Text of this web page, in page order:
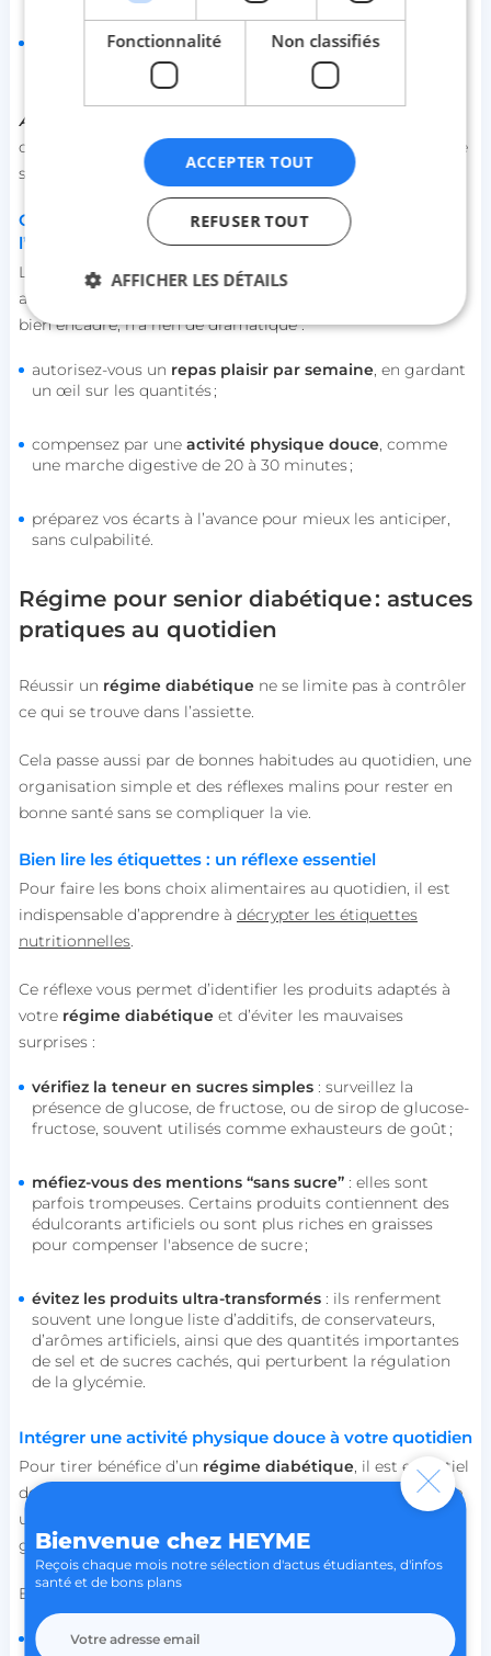
: omelette aux épinards avec une salade de
tomates à l’huile d’olive.
Astuce :
curcuma, le paprika doux ou le gingembre, sans ajouter de
sucre ni trop de sel.
Gérer les écarts occasionnels sans compromettre
l’équilibre
Le régimed’une personne âgéediabétique
adaptée sans être pour autant trop stricte. Un petit écart,
bien encadré, n’a rien de dramatique :
autorisez-vous un repas plaisir par semaine, en gardant
un œil sur les quantités ;
compensez par une activité physique douce, comme
une marche digestive de 20 à 30 minutes ;
préparez vos écarts à l’avance pour mieux les anticiper,
sans culpabilité.
Régime pour senior diabétique : astuces
pratiques au quotidien
Réussir un régime diabétiquene se limite pas à contrôler
ce qui se trouve dans l’assiette.
Cela passe aussi par de bonnes habitudes au quotidien, une
organisation simple et des réflexes malins pour rester en
bonne santé sans se compliquer la vie.
Bien lire les étiquettes : un réflexe essentiel
Pour faire les bons choix alimentaires au quotidien, il est
indispensable d’apprendre à décrypter les étiquettes
nutritionnelles.
Ce réflexe vous permet d’identifier les produits adaptés à
votre régime diabétiqueet d’éviter les mauvaises
surprises :
vérifiez la teneur en sucres simples: surveillez la
présence de glucose, de fructose, ou de sirop de glucose-
fructose, souvent utilisés comme exhausteurs de goût ;
méfiez-vous des mentions “sans sucre”: elles sont
parfois trompeuses. Certains produits contiennent des
édulcorants artificiels ou sont plus riches en graisses
pour compenser l'absence de sucre;
évitez les produits ultra-transformés: ils renferment
souvent une longue liste d’additifs, de conservateurs,
d’arômes artificiels, ainsi que des quantités importantes
de sel et de sucres cachés, qui perturbent la régulation
de la glycémie.
Intégrer une activité physique douce à votre quotidien
Pour tirer bénéfice d’un régime diabétique, il est essentiel
de bouger régulièrement. L’activité physique adaptée joue
un rôle clé dans l’équilibre glycémique et le bien-être
général.
Elle permet notamment de :
réguler naturellement la glycémie
Bienvenue chez HEYME
Reçois chaque mois notre sélection d'actus étudiantes, d'infos
santé et de bons plans
Fonctionnalité Non classifiés
ACCEPTER TOUT
REFUSER TOUT
AFFICHER LES DÉTAILS
Strictement nécessaires
Performance
Ciblage
Fonctionnalité
Les cookies strictement nécessaires habilitent des
fonctionnalités de base du site Web telles que la
connexion des utilisateurs et la gestion des
correctement sans les cookies strictement
nécessaires.
session_uuid
beta-front.heyme.care
lccid accounts.livechat.com
persistid
to_event_consent_id
.heyme.care
__cf_bm
X-AB
Stack Exchange Inc.
li_gc
LinkedIn Corporation
.linkedin.com
XSRF-TOKEN .heyme.care
Politique de confidentialité de
Google